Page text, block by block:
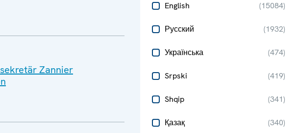
English (15084)
Русский (1932)
Українська (474)
Srpski (419)
Shqip (341)
Қазақ (340)
Zannier